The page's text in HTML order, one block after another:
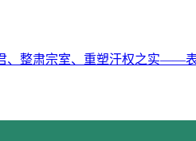
整肃宗室、重塑汗权之实——